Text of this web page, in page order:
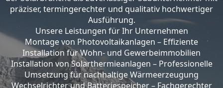
präziser, termingerechter und qualitativ hochwertiger
Ausführung.
Unsere Leistungen für Ihr Unternehmen
Montage von Photovoltaikanlagen – Effiziente
Installation für Wohn- und Gewerbeimmobilien
Installation von Solarthermieanlagen – Professionelle
Umsetzung für nachhaltige Wärmeerzeugung
Wechselrichter und Batteriespeicher – Fachgerechter